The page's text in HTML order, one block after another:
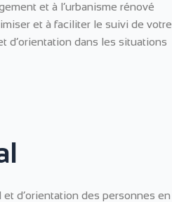
et à l’urbanisme rénové
et à faciliter le suivi de votre
d’orientation dans les situations
d’orientation des personnes en